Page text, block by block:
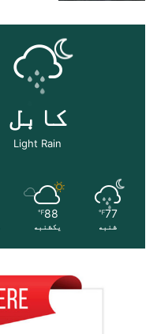
کابل
Light Rain
77
℉
شنبه
88
℉
یکشنبه